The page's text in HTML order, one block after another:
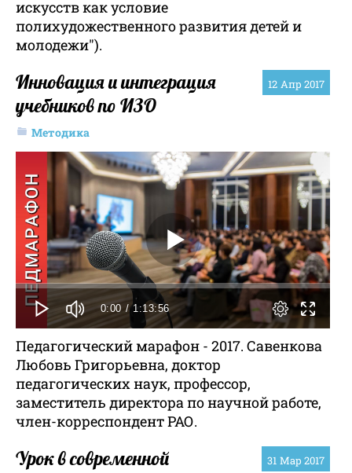
искусств как условие
полихудожественного развития детей и
молодежи").
12 Апр 2017
Инновация и интеграция
учебников по ИЗО
Методика
0:00 / 1:13:56
Педагогический марафон - 2017. Савенкова
Любовь Григорьевна, доктор
педагогических наук, профессор,
заместитель директора по научной работе,
член-корреспондент РАО.
31 Мар 2017
Урок в современной